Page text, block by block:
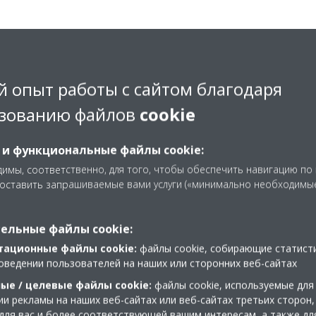
блока.
приложении ONECTA (график хронологических данных),
внутри очистителя воздуха. Эта температура
в помещении по нескольким причинам. Например, по
его слои в помещении будут иметь температуру выше
от размеров помещения и тепловых потерь в нем, от места
и настройки скорости вращения вентилятора.
выключен, поток воздуха через него отсутствует, и,
работы с сайтом благодаря
файлов cookie
функциональные файлы cookie:
соответственно, для того, чтобы обеспечить навигацию
запрашиваемые вами услуги («минимально
файлы cookie:
файлы cookie: файлы cookie, собирающие
пользователей на наших или сторонних веб-сайтах
/ целевые файлы cookie: файлы cookie, используемые для
рекламы на наших веб-сайтах или веб-сайтах третьих